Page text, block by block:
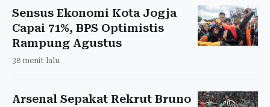
Sensus Ekonomi Kota Jogja
Capai 71%, BPS Optimistis
Rampung Agustus
38 menit lalu
Arsenal Sepakat Rekrut Bruno